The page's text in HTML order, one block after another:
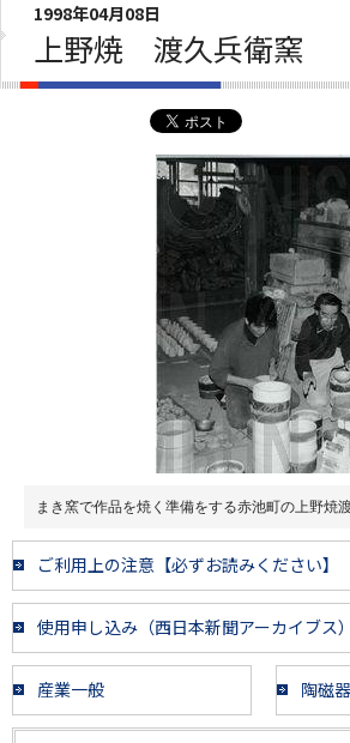
1998年04月08日
上野焼 渡久兵衛窯
まき窯で作品を焼く準備をする赤池町の上野焼
ご利用上の注意【必ずお読みください】
使用申し込み（西日本新聞アーカイブス）
産業一般 陶磁器